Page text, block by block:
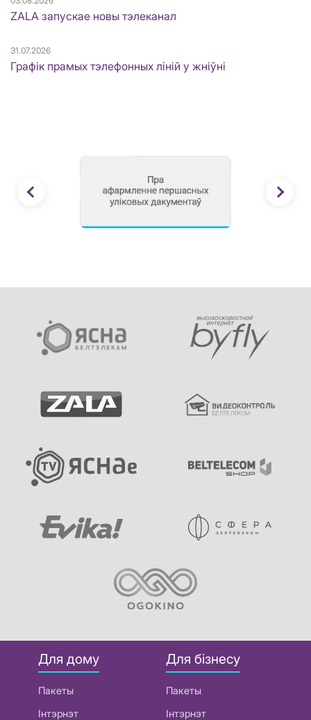
ZALA запускае новы тэлеканал
31.07.2026
Графік прамых тэлефонных ліній у жніўні
Для дому
Пакеты
Інтэрнэт
Для бізнесу
Пакеты
Інтэрнэт